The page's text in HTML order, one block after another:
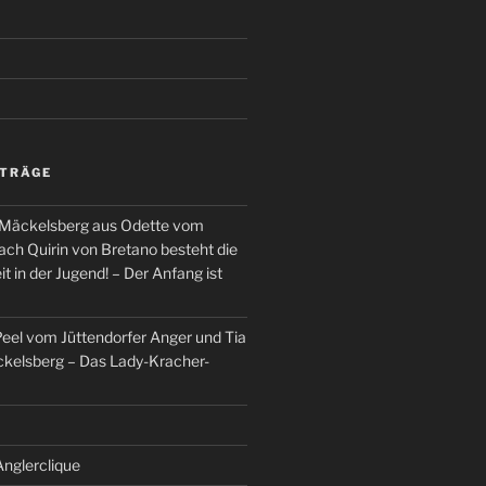
aus Odette vom
Quirin von Bretano besteht die
in der Jugend! – Der Anfang ist
vom Jüttendorfer Anger und Tia
– Das Lady-Kracher-